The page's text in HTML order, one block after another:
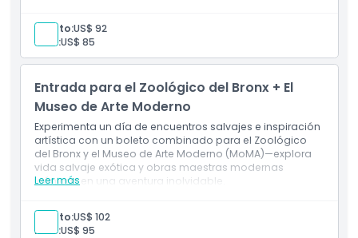
Ubicación
Cómo Llegar
Cómo Canjear
Política de Cancelación
Adulto:US$ 92
Niño:US$ 85
Entrada para el Zoológico del Bronx + El
Museo de Arte Moderno
​Experimenta un día de encuentros salvajes e inspiración
artística con un boleto combinado para el Zoológico
del Bronx y el Museo de Arte Moderno (MoMA)—explora
vida salvaje exótica y obras maestras modernas
icónicas en una aventura inolvidable.
Leer más
Adulto:US$ 102
Niño:US$ 95